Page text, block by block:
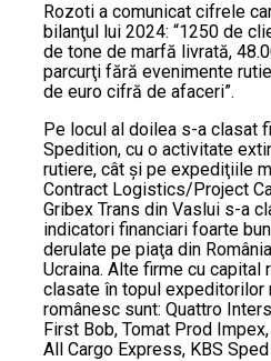
Rozoti a comunicat cifrele
bilanţul lui 2024: “1250 de
de tone de marfă livrată,
parcurţi fără evenimente
de euro cifră de afaceri”.
Pe locul al doilea s-a clasat
Spedition, cu o activitate
rutiere, cât şi pe expediţiile
Contract Logistics/Project
Gribex Trans din Vaslui s-a
indicatori financiari foarte
derulate pe piaţa din
Ucraina. Alte firme cu capital
clasate în topul expeditorilor
românesc sunt: Quattro
First Bob, Tomat Prod
All Cargo Express, KBS